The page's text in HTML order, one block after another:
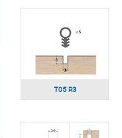
T05 R3